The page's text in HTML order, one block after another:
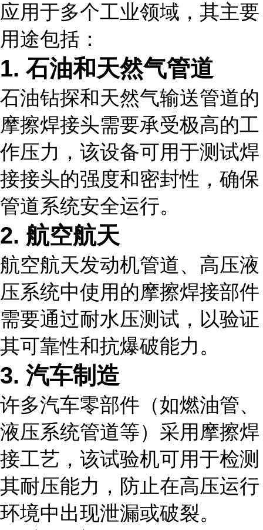
应用于多个工业领域，其主要
用途包括：
1. 石油和天然气管道
石油钻探和天然气输送管道的
摩擦焊接头需要承受极高的工
作压力，该设备可用于测试焊
接接头的强度和密封性，确保
管道系统安全运行。
2. 航空航天
航空航天发动机管道、高压液
压系统中使用的摩擦焊接部件
需要通过耐水压测试，以验证
其可靠性和抗爆破能力。
3. 汽车制造
许多汽车零部件（如燃油管、
液压系统管道等）采用摩擦焊
接工艺，该试验机可用于检测
其耐压能力，防止在高压运行
环境中出现泄漏或破裂。